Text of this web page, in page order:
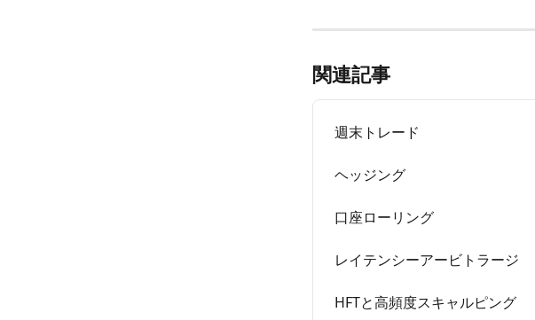
関連記事
週末トレード
ヘッジング
口座ローリング
レイテンシーアービトラージ
HFTと高頻度スキャルピング